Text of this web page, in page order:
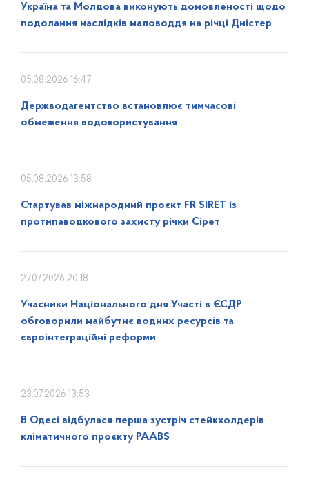
Україна та Молдова виконують домовленості щодо
подолання наслідків маловоддя на річці Дністер
05.08.2026 16:47
Держводагентство встановлює тимчасові
обмеження водокористування
05.08.2026 13:58
Стартував міжнародний проєкт FR SIRET із
протипаводкового захисту річки Сірет
27.07.2026 20:18
Учасники Національного дня Участі в ЄСДР
обговорили майбутнє водних ресурсів та
євроінтеграційні реформи
23.07.2026 13:53
В Одесі відбулася перша зустріч стейкхолдерів
кліматичного проєкту PAABS